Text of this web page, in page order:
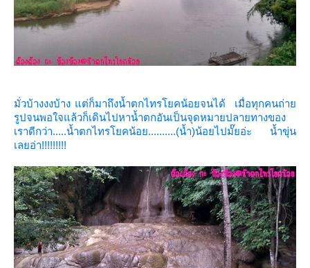
มั่วบ้างงงบ้าง แต่ก็มาถึงน้ำตกไทรโยคน้อยจนได้ เมื่อทุกคนถ่า
รูปจนพอใจแล้วก็เดินไปหาน้ำตกอันเป็นจุดหมายปลายทางของ
เราดีกว่า.....น้ำตกไทรโยคน้อย..........(น้ำ)น้อยไปมั๊ยอ่ะ น้ำขุ่น
เลยอ่า!!!!!!!!!